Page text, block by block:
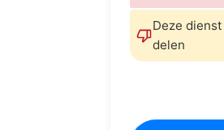
Deze
delen